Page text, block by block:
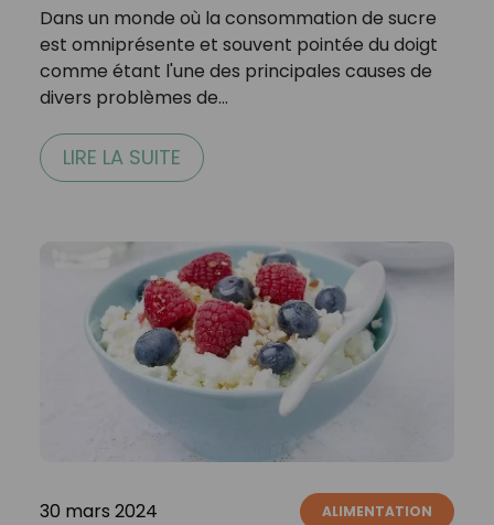
Dans un monde où la consommation de sucre
est omniprésente et souvent pointée du doigt
comme étant l'une des principales causes de
divers problèmes de…
LIRE LA SUITE
30 mars 2024 ALIMENTATION